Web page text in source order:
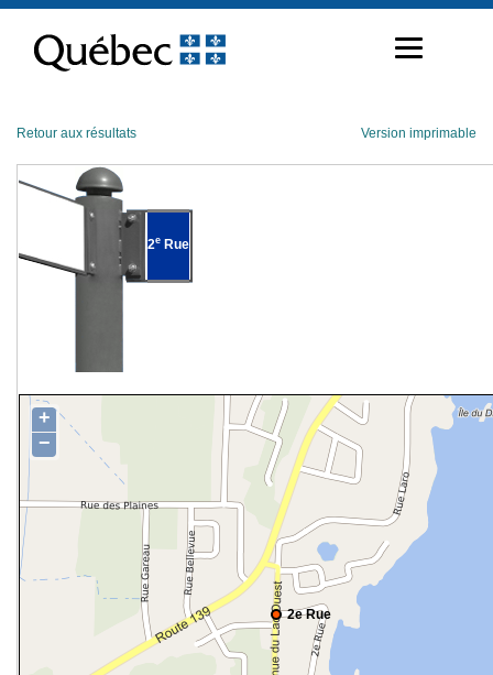
contenu
Retour aux résultats Version imprimable
2e Rue
2e Rue
+
−